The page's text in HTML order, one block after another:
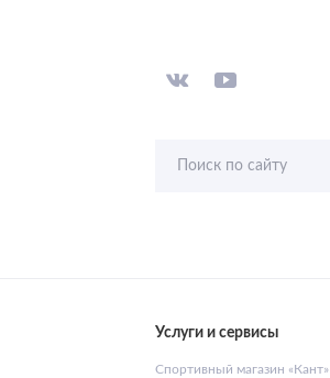
Поиск по сайту
Услуги и сервисы
Спортивный магазин «Кант»